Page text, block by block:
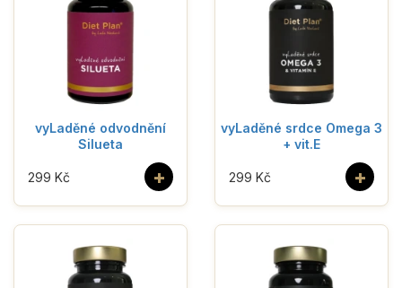
vyLaděné odvodnění
Silueta
+
299 Kč
vyLaděné srdce Omega 3
+ vit.E
+
299 Kč